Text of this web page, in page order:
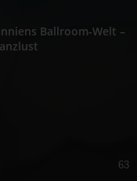
Ballroom-Welt –
63